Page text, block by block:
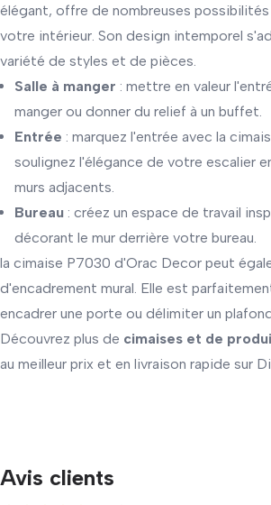
élégant, offre de nombreuses possibilités
votre intérieur. Son design intemporel
variété de styles et de pièces.
Salle à manger : mettre en valeur
manger ou donner du relief à un buffet.
Entrée : marquez l'entrée avec la
soulignez l'élégance de votre escalier
murs adjacents.
Bureau : créez un espace de travail
décorant le mur derrière votre bureau.
la cimaise P7030 d'Orac Decor peut
d'encadrement mural. Elle est
encadrer une porte ou délimiter un
Découvrez plus de cimaises et de
au meilleur prix et en livraison rapide sur
Avis clients